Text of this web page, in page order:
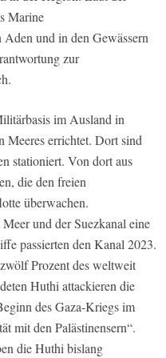
Marine
und in den Gewässern
zur
im Ausland in
Meeres errichtet. Dort sind
stationiert. Von dort aus
die den freien
überwachen.
und der Suezkanal eine
passierten den Kanal 2023.
Prozent des weltweit
Huthi attackieren die
des Gaza-Kriegs im
mit den Palästinensern“.
die Huthi bislang